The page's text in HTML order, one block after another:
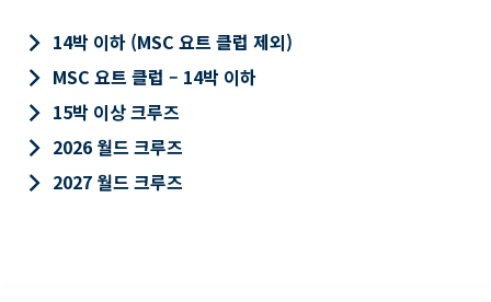
keyboard_arrow_right 14박 이하 (MSC 요트 클럽 제외)
keyboard_arrow_right MSC 요트 클럽 – 14박 이하
keyboard_arrow_right 15박 이상 크루즈
keyboard_arrow_right 2026 월드 크루즈
keyboard_arrow_right 2027 월드 크루즈